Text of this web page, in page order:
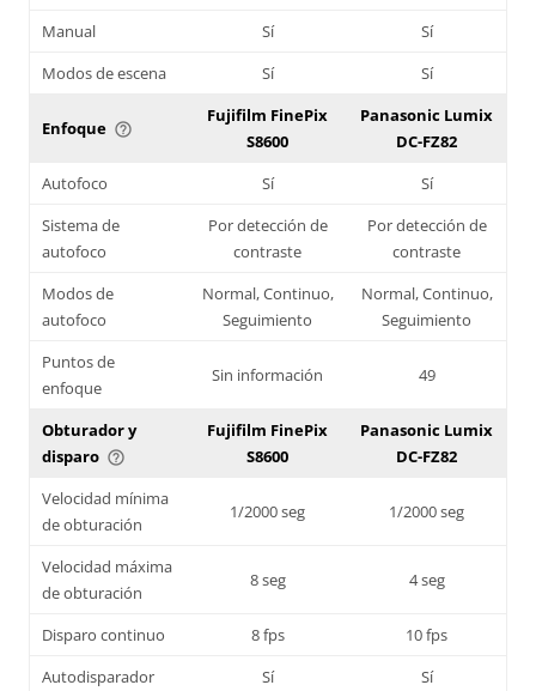
Manual Sí
Sí
Modos de escena
Sí Sí
Enfoque help_outline
Fujifilm FinePix
S8600
Panasonic Lumix
DC-FZ82
Autofoco
Sí
Sí
Sistema de
autofoco
Por detección de
contraste
Por detección de
contraste
Modos de
autofoco
Normal, Continuo,
Seguimiento
Normal, Continuo,
Seguimiento
Puntos de
enfoque
Sin información 49
Obturador y
disparo help_outline
Fujifilm FinePix
S8600
Panasonic Lumix
DC-FZ82
Velocidad mínima
de obturación
1/2000 seg 1/2000 seg
Velocidad máxima
de obturación
8 seg 4 seg
Disparo continuo 8 fps
10 fps
Autodisparador
Sí
Sí